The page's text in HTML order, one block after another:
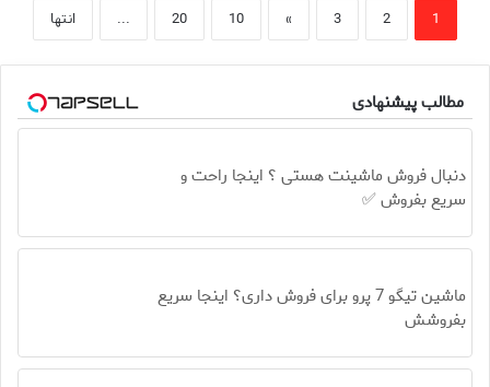
1
2
3
»
10
20
... انتها
مطالب پیشنهادی
دنبال فروش ماشینت هستی ؟ اینجا راحت و
سریع بفروش ✅
ماشین تیگو 7 پرو برای فروش داری؟ اینجا سریع
بفروشش